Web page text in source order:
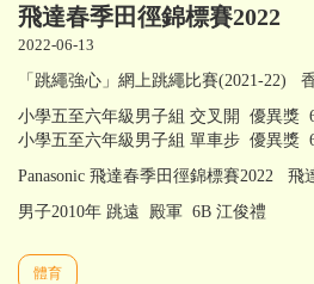
飛達春季田徑錦標賽2022
2022-06-13
「跳繩強心」網上跳繩比賽(2021-22)
小學五至六年級男子組 交叉開 優異獎
小學五至六年級男子組 單車步 優異獎
Panasonic 飛達春季田徑錦標賽2022 飛
男子2010年 跳遠 殿軍 6B 江俊禮
體育